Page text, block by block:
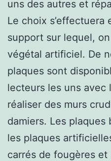
uns des autres et
Le choix s’effectuera
support sur lequel,
végétal artificiel. De
plaques sont
lecteurs les uns avec
réaliser des murs
damiers. Les
les plaques
carrés de fougères et